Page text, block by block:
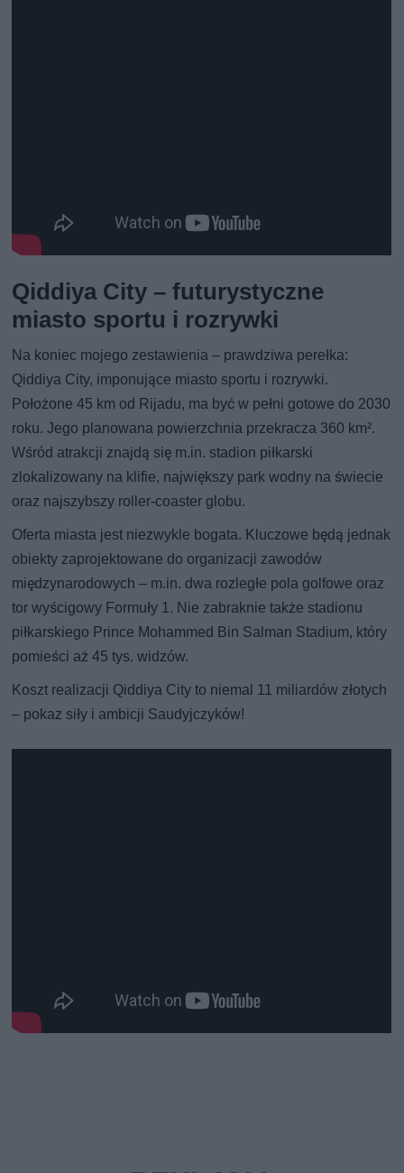
Qiddiya City – futurystyczne
miasto sportu i rozrywki
Na koniec mojego zestawienia – prawdziwa perełka:
Qiddiya City, imponujące miasto sportu i rozrywki.
Położone 45 km od Rijadu, ma być w pełni gotowe do 2030
roku. Jego planowana powierzchnia przekracza 360 km².
Wśród atrakcji znajdą się m.in. stadion piłkarski
zlokalizowany na klifie, największy park wodny na świecie
oraz najszybszy roller-coaster globu.
Oferta miasta jest niezwykle bogata. Kluczowe będą jednak
obiekty zaprojektowane do organizacji zawodów
międzynarodowych – m.in. dwa rozległe pola golfowe oraz
tor wyścigowy Formuły 1. Nie zabraknie także stadionu
piłkarskiego Prince Mohammed Bin Salman Stadium, który
pomieści aż 45 tys. widzów.
Koszt realizacji Qiddiya City to niemal 11 miliardów złotych
– pokaz siły i ambicji Saudyjczyków!